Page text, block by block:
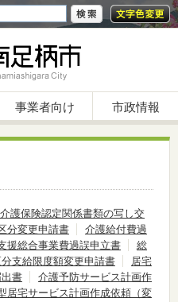
事業者向け 市政情報
介護保険認定関係書類の写し交
分変更申請書
介護給付費過
援総合事業費過誤申立書
総
支給限度額変更申請書
居宅
書
介護予防サービス計画作
居宅サービス計画作成依頼（変